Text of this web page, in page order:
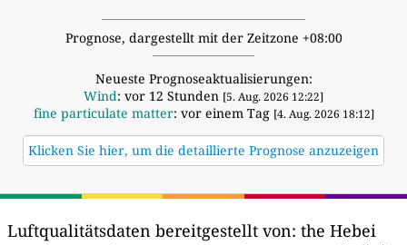
Prognose, dargestellt mit der Zeitzone +08:00
Neueste Prognoseaktualisierungen:
Wind: vor 12 Stunden [5. Aug. 2026 12:22]
fine particulate matter: vor einem Tag [4. Aug. 2026 18:12]
Klicken Sie hier, um die detaillierte Prognose anzuzeigen
Luftqualitätsdaten bereitgestellt von: the Hebei